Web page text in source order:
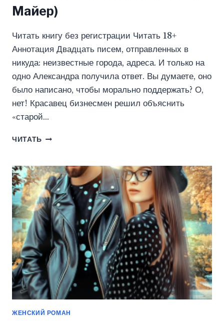
Майер)
Читать книгу без регистрации Читать 18+
Аннотация Двадцать писем, отправленных в
никуда: неизвестные города, адреса. И только на
одно Александра получила ответ. Вы думаете, оно
было написано, чтобы морально поддержать? О,
нет! Красавец бизнесмен решил объяснить
«старой…
ЧИТАТЬ СТО
(КРИСТИНА
МАЙЕР)
ЖЕНСКИЙ РОМАН